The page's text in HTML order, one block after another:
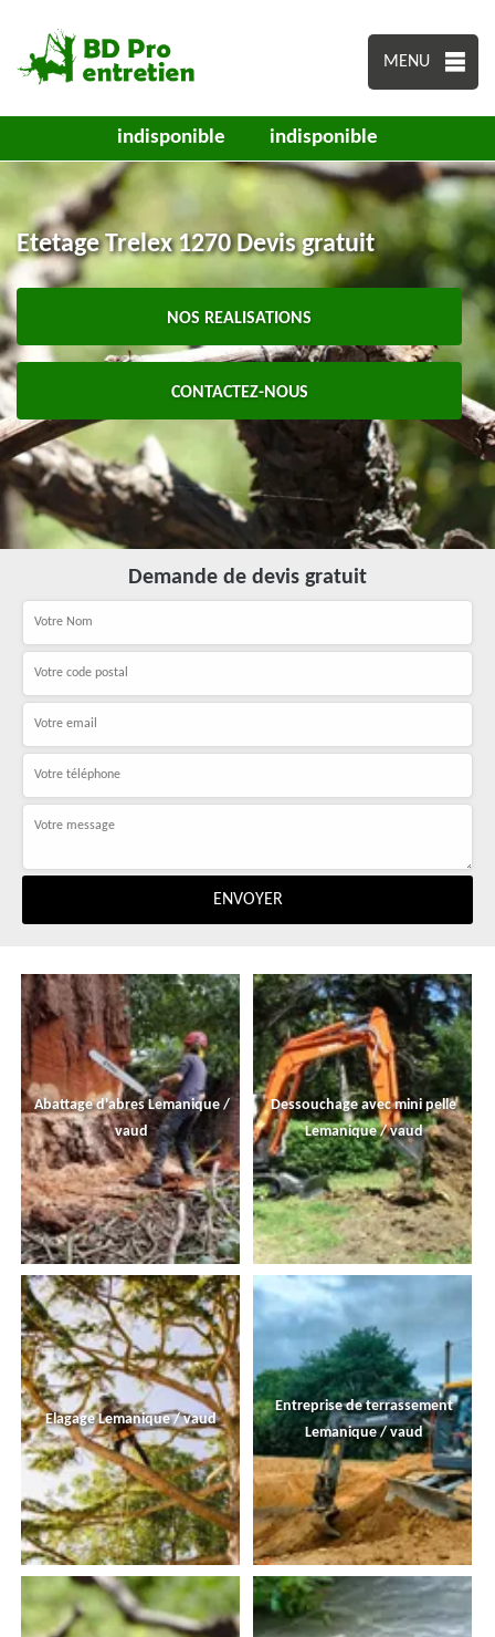
MENU
indisponible indisponible
Etetage Trelex 1270 Devis gratuit
NOS REALISATIONS
CONTACTEZ-NOUS
Demande de devis gratuit
Abattage d'abres Lemanique /
vaud
Dessouchage avec mini pelle
Lemanique / vaud
Elagage Lemanique / vaud
Entreprise de terrassement
Lemanique / vaud